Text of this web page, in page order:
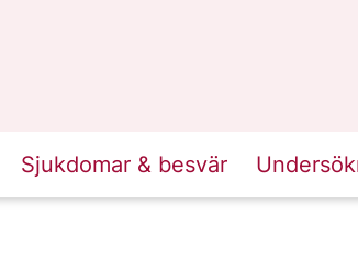
Sjukdomar & besvär